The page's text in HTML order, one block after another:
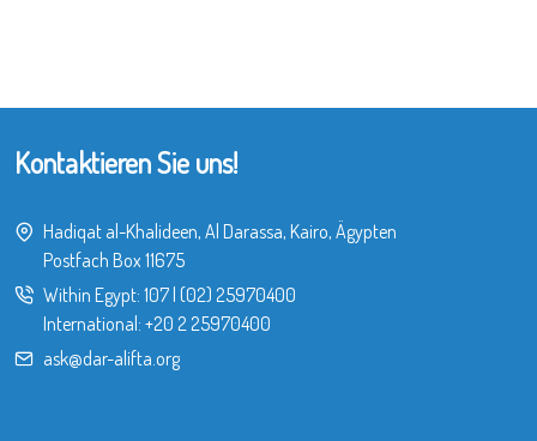
Kontaktieren Sie uns!
Hadiqat al-Khalideen, Al Darassa, Kairo, Ägypten
Postfach Box 11675
Within Egypt: 107| (02) 25970400
International: +20 2 25970400
ask@dar-alifta.org